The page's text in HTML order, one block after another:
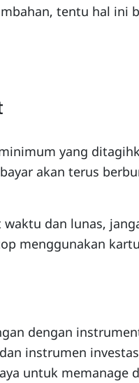
tentu hal ini
yang
akan terus
waktu dan lunas,
menggunakan
dengan
instrumen
untuk memanage